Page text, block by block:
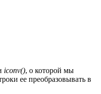
iconv(), о которой мы
ее преобразовывать в